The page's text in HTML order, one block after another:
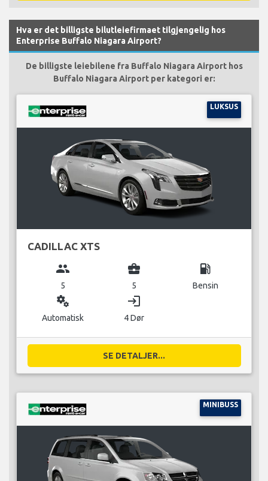
Hva er det billigste bilutleiefirmaet tilgjengelig hos
Enterprise Buffalo Niagara Airport?
De billigste leiebilene fra Buffalo Niagara Airport hos
Buffalo Niagara Airport per kategori er:
LUKSUS
CADILLAC XTS
group
5
business_center
5
local_gas_station
Bensin
miscellaneous_services
Automatisk
login
4 Dør
SE DETALJER...
MINIBUSS